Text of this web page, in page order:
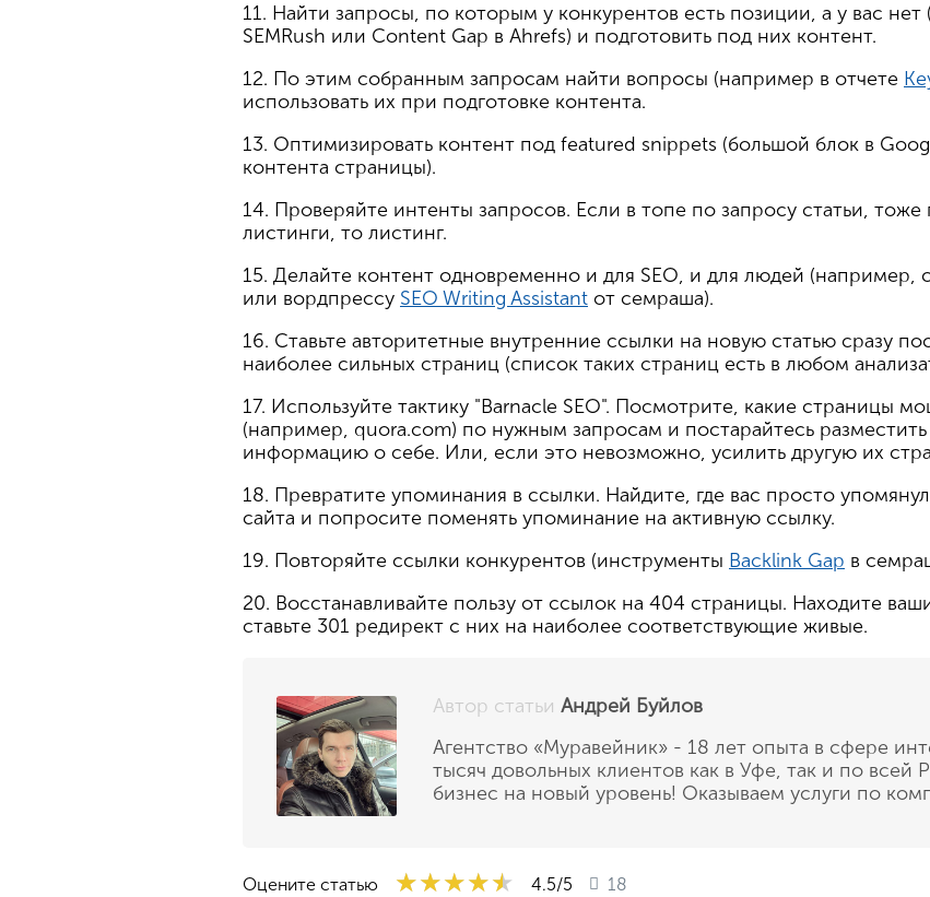
11. Найти запросы, по которым у конкурентов есть позиции, а у вас
SEMRush или Content Gap в Ahrefs) и подготовить под них контент.
12. По этим собранным запросам найти вопросы (например в отчете
использовать их при подготовке контента.
13. Оптимизировать контент под featured snippets (большой блок в
контента страницы).
14. Проверяйте интенты запросов. Если в топе по запросу статьи, тоже
листинги, то листинг.
15. Делайте контент одновременно и для SEO, и для людей (например,
или вордпрессу SEO Writing Assistant от семраша).
16. Ставьте авторитетные внутренние ссылки на новую статью сразу
наиболее сильных страниц (список таких страниц есть в любом
17. Используйте тактику "Barnacle SEO". Посмотрите, какие страницы
(например, quora.com) по нужным запросам и постарайтесь разместить
информацию о себе. Или, если это невозможно, усилить другую их
18. Превратите упоминания в ссылки. Найдите, где вас просто
сайта и попросите поменять упоминание на активную ссылку.
19. Повторяйте ссылки конкурентов (инструменты Backlink Gap в
20. Восстанавливайте пользу от ссылок на 404 страницы. Находите
ставьте 301 редирект с них на наиболее соответствующие живые.
Автор статьи Андрей Буйлов
Агентство «Муравейник» - 18 лет опыта в сфере
тысяч довольных клиентов как в Уфе, так и по
бизнес на новый уровень! Оказываем услуги по
Оцените статью ★★★★★
★★★★★
★★★★★ 4.5/5 18